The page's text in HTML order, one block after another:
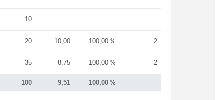
100 9,51 100,00 %
10
20 10,00 100,00 % 2
35 8,75 100,00 % 2